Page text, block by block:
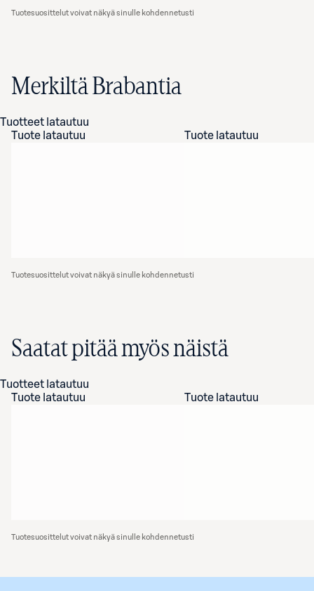
Tuotesuosittelut voivat näkyä sinulle kohdennetusti
Merkiltä Brabantia
Tuotteet latautuu
Tuote latautuu
Tuote latautuu
Tuotesuosittelut voivat näkyä sinulle kohdennetusti
Saatat pitää myös näistä
Tuotteet latautuu
Tuote latautuu
Tuote latautuu
Tuotesuosittelut voivat näkyä sinulle kohdennetusti